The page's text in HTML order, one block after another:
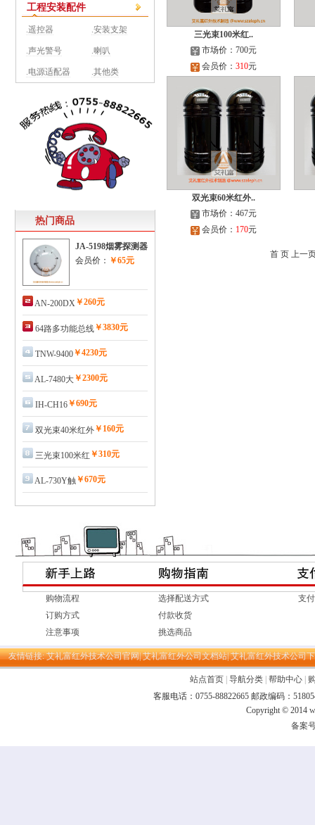
工程安装配件
.遥控器 .安装支架
.声光警号 .喇叭
.电源适配器 .其他类
热门商品
JA-5198烟雾探测器
会员价： ￥65元
AN-200DX ￥260元
64路多功能总线 ￥3830元
TNW-9400 ￥4230元
AL-7480大 ￥2300元
IH-CH16 ￥690元
双光束40米红外 ￥160元
三光束100米红 ￥310元
AL-730Y触 ￥670元
三光束100米红..
市场价：700元
会员价： 310元
双光束60米红外..
市场价：467元
会员价： 170元
首 页 上一
购物流程
订购方式
注意事项
选择配送方式
付款收货
挑选商品
支
友情链接: 艾礼富红外技术公司官网| 艾礼富红外公司文档站| 艾礼富红外技术公司
站点首页 导航分类 帮助中心
客服电话：0755-88822665 邮政编码：
Copyright © 2014
备案